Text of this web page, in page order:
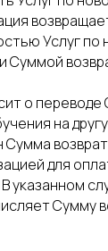
Услуг по
Суммой
о
на
Сумма
для
указанном
Сумму